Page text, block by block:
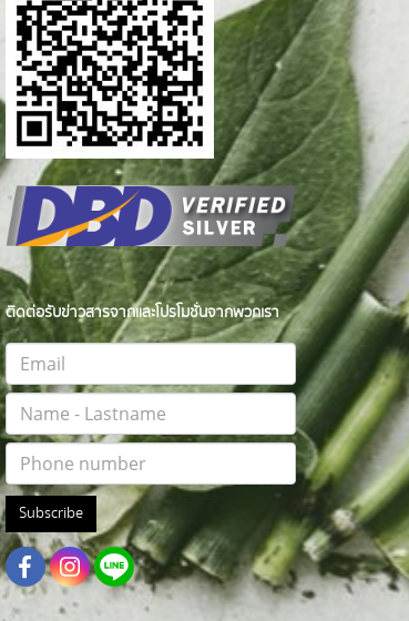
ติดต่อรับข่าวสารจากและโปรโมชั่นจากพวกเรา
Subscribe